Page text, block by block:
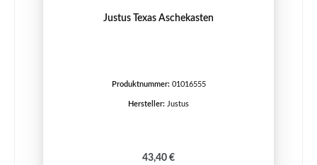
Justus Texas Aschekasten
Produktnummer: 01016555
Hersteller: Justus
Regulärer Preis:
43,40 €